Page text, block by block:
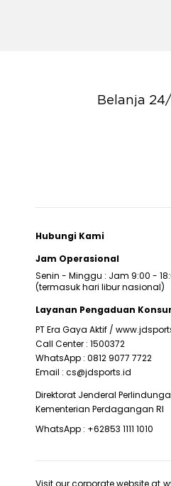
Belanja
Hubungi Kami
Jam Operasional
Senin - Minggu : Jam 9:00 -
(termasuk hari libur nasional)
Layanan Pengaduan
PT Era Gaya Aktif /
Call Center : 1500372
WhatsApp : 0812 9077 7722
Email : cs@jdsports.id
Direktorat Jenderal
Kementerian Perdagangan RI
WhatsApp : +62853 1111 1010
Visit our corporate website at